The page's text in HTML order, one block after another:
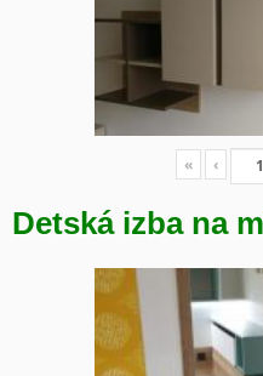
« ‹
Detská izba na